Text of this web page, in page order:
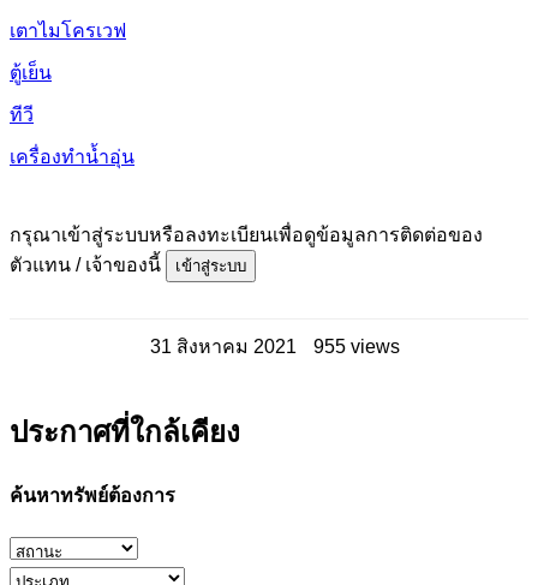
เตาไมโครเวฟ
ตู้เย็น
ทีวี
เครื่องทำน้ำอุ่น
กรุณาเข้าสู่ระบบหรือลงทะเบียนเพื่อดูข้อมูลการติดต่อของ
ตัวแทน / เจ้าของนี้
เข้าสู่ระบบ
31 สิงหาคม 2021 955 views
ประกาศที่ใกล้เคียง
ค้นหาทรัพย์ต้องการ